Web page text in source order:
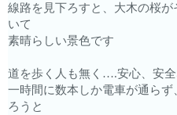
線路を見下ろすと、大木の桜
いて
素晴らしい景色です
道を歩く人も無く….安心、安
一時間に数本しか電車が通ら
ろうと